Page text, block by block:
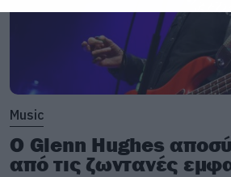
Music
Ο Glenn Hughes
από τις ζωντανές